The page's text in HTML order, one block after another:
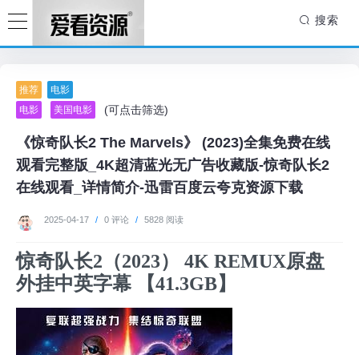
搜索
推荐
电影
电影
美国电影 (可点击筛选)
《惊奇队长2 The Marvels》 (2023)全集免费在线
观看完整版_4K超清蓝光无广告收藏版-惊奇队长2
在线观看_详情简介-迅雷百度云夸克资源下载
2025-04-17 / 0 评论 / 5828 阅读
惊奇队长2（2023） 4K REMUX原盘
外挂中英字幕 【41.3GB】